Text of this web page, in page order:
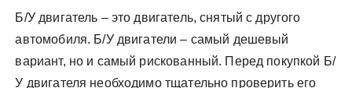
Б/У двигатель – это двигатель, снятый с другого
автомобиля. Б/У двигатели – самый дешевый
вариант, но и самый рискованный. Перед покупкой Б/
У двигателя необходимо тщательно проверить его